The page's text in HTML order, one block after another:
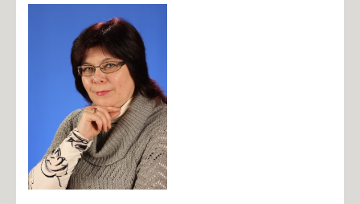
Ефимова И.А., учитель нач. классов
Иванова И.В., учитель нач. классов
Ленская Г.А., учитель нач. классов
Макогон А.В., учитель нач. классов
Михайлова Л.В., учитель нач. классов
Сидорова Н.Н., учитель нач.классов
Абабкова Ю.В., учитель иностранного языка